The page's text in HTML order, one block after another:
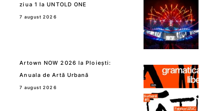
ziua 1 la UNTOLD ONE
7 august 2026
Artown NOW 2026 la Ploiești:
Anuala de Artă Urbană
7 august 2026